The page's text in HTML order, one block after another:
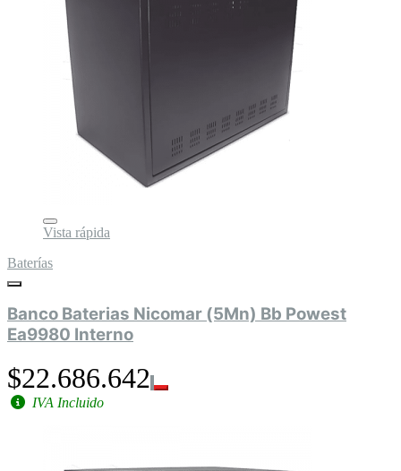
Vista rápida
Baterías
Banco Baterias Nicomar (5Mn) Bb Powest
Ea9980 Interno
$22.686.642
IVA Incluido